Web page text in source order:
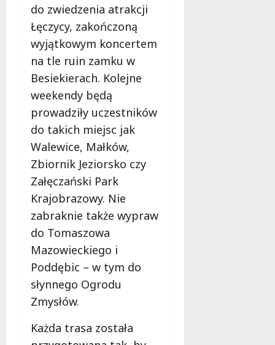
do zwiedzenia atrakcji
Łęczycy, zakończoną
wyjątkowym koncertem
na tle ruin zamku w
Besiekierach. Kolejne
weekendy będą
prowadziły uczestników
do takich miejsc jak
Walewice, Małków,
Zbiornik Jeziorsko czy
Załęczański Park
Krajobrazowy. Nie
zabraknie także wypraw
do Tomaszowa
Mazowieckiego i
Poddębic – w tym do
słynnego Ogrodu
Zmysłów.
Każda trasa została